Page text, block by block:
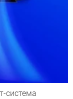
система